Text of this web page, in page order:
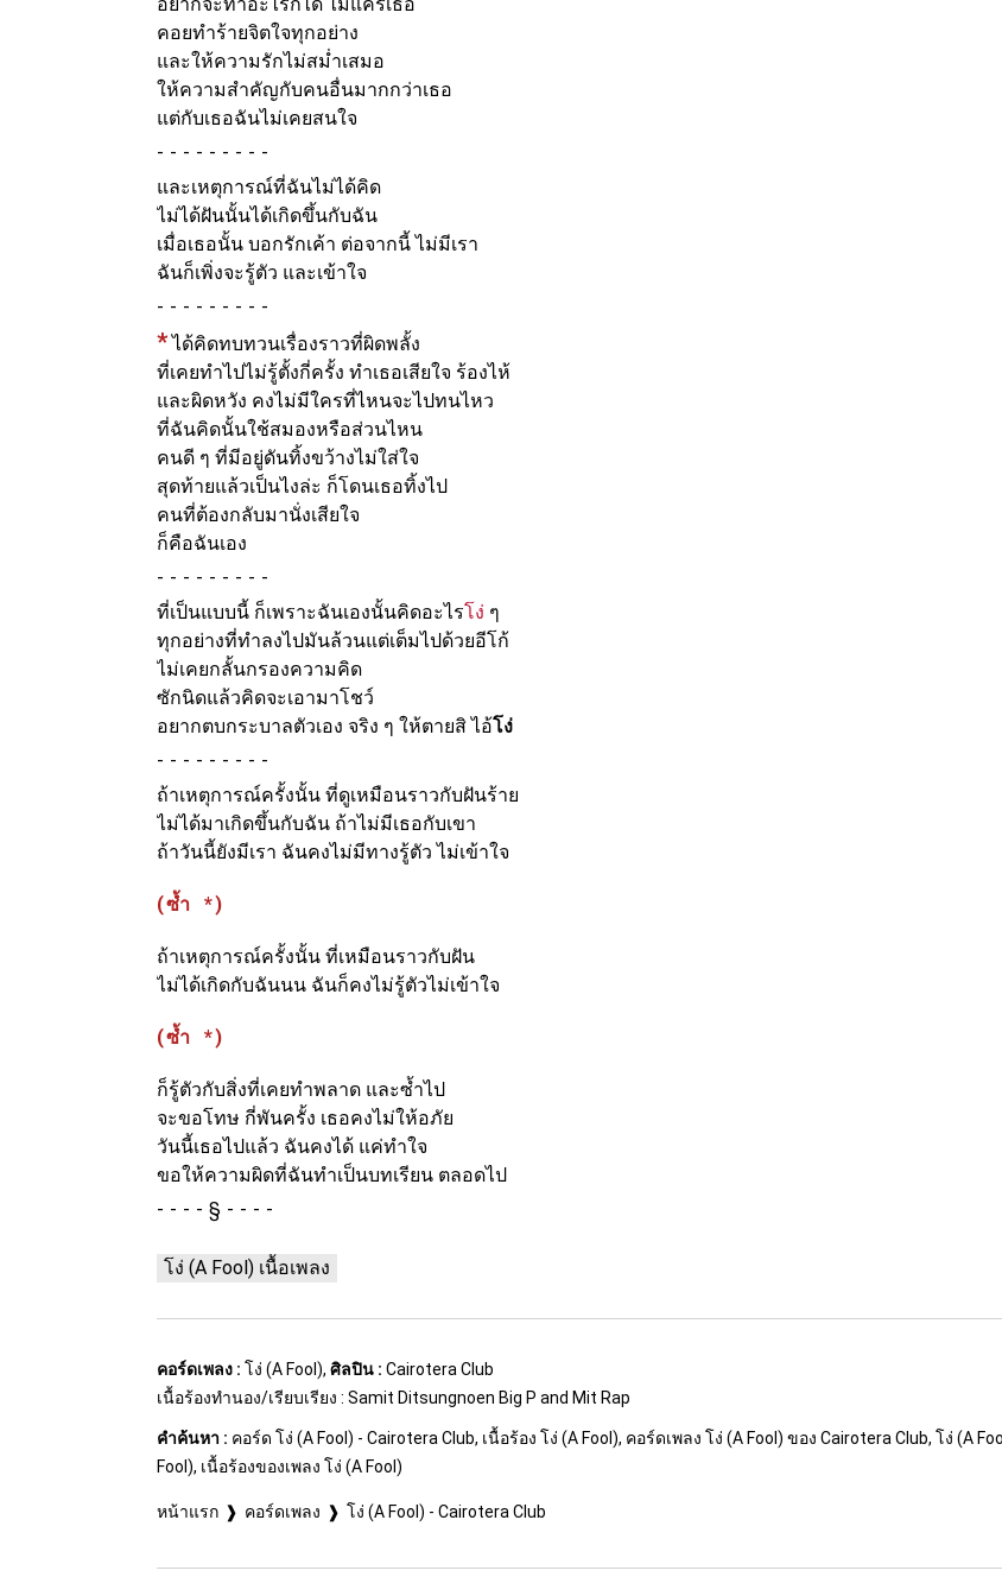
คอยทำร้ายจิตใจทุกอย่าง
และให้ความรักไม่สม่ำเสมอ
ให้ความสำคัญกับคนอื่นมากกว่าเธอ
แต่กับเธอฉันไม่เคยสนใจ
-
และเหตุการณ์ที่ฉันไม่ได้คิด
ไม่ได้ฝันนั้นได้เกิดขึ้นกับฉัน
เมื่อเธอนั้น บอกรักเค้า ต่อจากนี้ ไม่มีเรา
ฉันก็เพิ่งจะรู้ตัว และเข้าใจ
-
*ได้คิดทบทวนเรื่องราวที่ผิดพลั้ง
ที่เคยทำไปไม่รู้ตั้งกี่ครั้ง ทำเธอเสียใจ ร้องไห้
และผิดหวัง คงไม่มีใครที่ไหนจะไปทนไหว
ที่ฉันคิดนั้นใช้สมองหรือส่วนไหน
คนดี ๆ ที่มีอยู่ดันทิ้งขว้างไม่ใส่ใจ
สุดท้ายแล้วเป็นไงล่ะ ก็โดนเธอทิ้งไป
คนที่ต้องกลับมานั่งเสียใจ
ก็คือฉันเอง
-
ที่เป็นแบบนี้ ก็เพราะฉันเองนั้นคิดอะไรโง่ ๆ
ทุกอย่างที่ทำลงไปมันล้วนแต่เต็มไปด้วยอีโก้
ไม่เคยกลั้นกรองความคิด
ซักนิดแล้วคิดจะเอามาโชว์
อยากตบกระบาลตัวเอง จริง ๆ ให้ตายสิ ไอ้โง่
-
ถ้าเหตุการณ์ครั้งนั้น ที่ดูเหมือนราวกับฝันร้าย
ไม่ได้มาเกิดขึ้นกับฉัน ถ้าไม่มีเธอกับเขา
ถ้าวันนี้ยังมีเรา ฉันคงไม่มีทางรู้ตัว ไม่เข้าใจ
(ซ้ำ *)
ถ้าเหตุการณ์ครั้งนั้น ที่เหมือนราวกับฝัน
ไม่ได้เกิดกับฉันนน ฉันก็คงไม่รู้ตัวไม่เข้าใจ
(ซ้ำ *)
ก็รู้ตัวกับสิ่งที่เคยทำพลาด และซ้ำไป
จะขอโทษ กี่พันครั้ง เธอคงไม่ให้อภัย
วันนี้เธอไปแล้ว ฉันคงได้ แค่ทำใจ
ขอให้ความผิดที่ฉันทำเป็นบทเรียน ตลอดไป
§
โง่ (A Fool) เนื้อเพลง
คอร์ดเพลง : โง่ (A Fool), ศิลปิน : Cairotera Club
เนื้อร้องทำนอง/เรียบเรียง : Samit Ditsungnoen Big P and Mit Rap
คำค้นหา : คอร์ด โง่ (A Fool) - Cairotera Club, เนื้อร้อง โง่ (A Fool), คอร์ดเพลง โง่ (A Fool) ของ Cairotera Club, โง่ (A
Fool), เนื้อร้องของเพลง โง่ (A Fool)
หน้าแรก คอร์ดเพลง โง่ (A Fool) - Cairotera Club